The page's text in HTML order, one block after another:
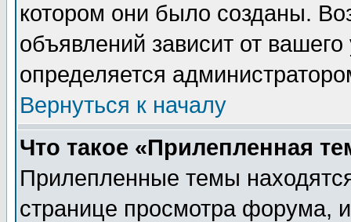
котором они было созданы.
объявлений зависит от
определяется
Вернуться к началу
Что такое «Прилепленная
Прилепленные темы
странице просмотра форума,